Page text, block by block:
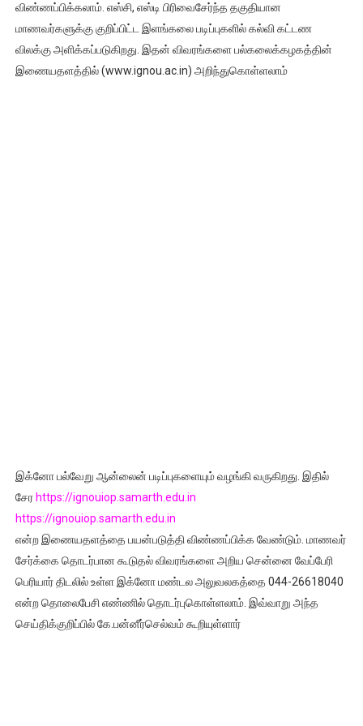
விண்ணப்பிக்கலாம். எஸ்சி, எஸ்டி பிரிவைசேர்ந்த தகுதியான
மாணவர்களுக்கு குறிப்பிட்ட இளங்கலை படிப்புகளில் கல்வி கட்டண
விலக்கு அளிக்கப்படுகிறது. இதன் விவரங்களை பல்கலைக்கழகத்தின்
இணையதளத்தில் (www.ignou.ac.in) அறிந்துகொள்ளலாம்
இக்னோ பல்வேறு ஆன்லைன் படிப்புகளையும் வழங்கி வருகிறது. இதில்
சேர https://ignouiop.samarth.edu.in
https://ignouiop.samarth.edu.in
என்ற இணையதளத்தை பயன்படுத்தி விண்ணப்பிக்க வேண்டும். மாணவர்
சேர்க்கை தொடர்பான கூடுதல் விவரங்களை அறிய சென்னை வேப்பேரி
பெரியார் திடலில் உள்ள இக்னோ மண்டல அலுவலகத்தை 044-26618040
என்ற தொலைபேசி எண்ணில் தொடர்புகொள்ளலாம். இவ்வாறு அந்த
செய்திக்குறிப்பில் கே.பன்னீர்செல்வம் கூறியுள்ளார்